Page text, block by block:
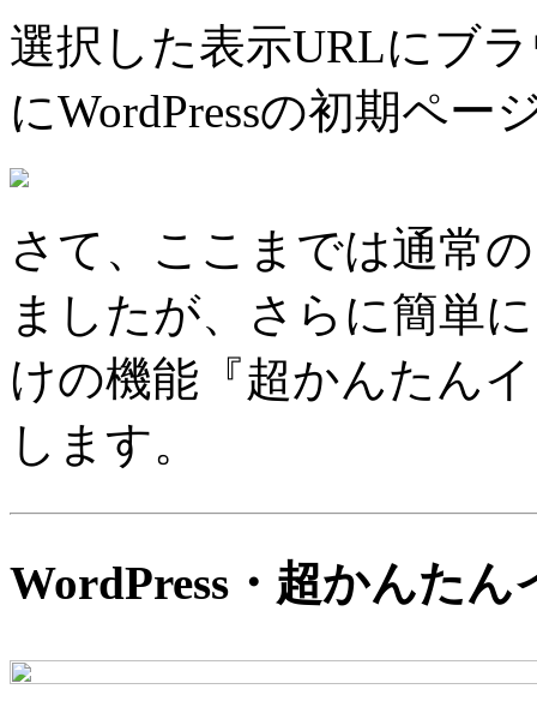
選択した表示URLにブ
にWordPressの初期ペ
さて、ここまでは通常
ましたが、さらに簡単
けの機能『超かんたん
します。
WordPress・超かんたん